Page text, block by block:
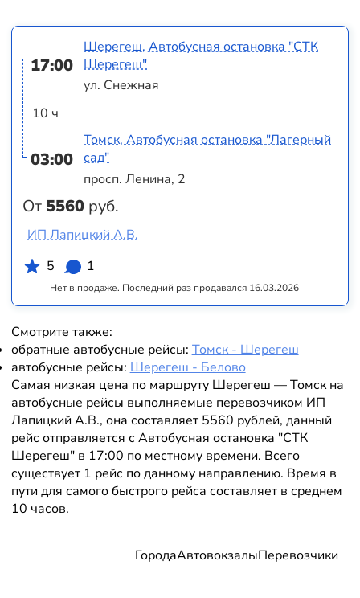
17:00
10 ч
03:00
От 5560 руб.
Шерегеш, Автобусная остановка "СТК
Шерегеш"
ул. Снежная
Томск, Автобусная остановка "Лагерный
сад"
просп. Ленина, 2
Нет в продаже. Последний раз продавался 16.03.2026
ИП Лапицкий А.В.
5
1
Смотрите также:
обратные автобусные рейсы: Томск - Шерегеш
автобусные рейсы: Шерегеш - Белово
Самая низкая цена по маршруту Шерегеш — Томск на
автобусные рейсы выполняемые перевозчиком ИП
Лапицкий А.В., она составляет 5560 рублей, данный
рейс отправляется с Автобусная остановка "СТК
Шерегеш" в 17:00 по местному времени. Всего
существует 1 рейс по данному направлению. Время в
пути для самого быстрого рейса составляет в среднем
10 часов.
ГородаАвтовокзалыПеревозчики